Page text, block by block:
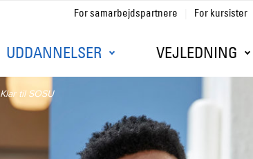
For samarbejdspartnere For kursister
UDDANNELSER VEJLEDNING
Klar til SOSU